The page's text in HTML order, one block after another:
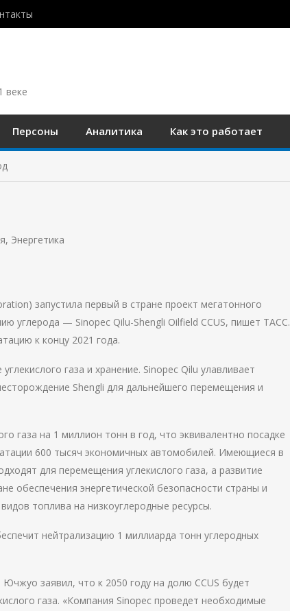
веке
Персоны Аналитика Как это работает
, Энергетика
запустила первый в стране проект мегатонного
углерода — Sinopec Qilu-Shengli Oilfield CCUS, пишет ТАСС.
к концу 2021 года.
газа и хранение. Sinopec Qilu улавливает
Shengli для дальнейшего перемещения и
газа на 1 миллион тонн в год, что эквивалентно посадке
600 тысяч экономичных автомобилей. Имеющиеся в
для перемещения углекислого газа, а развитие
обеспечения энергетической безопасности страны и
топлива на низкоуглеродные ресурсы.
нейтрализацию 1 миллиарда тонн углеродных
заявил, что к 2050 году на долю CCUS будет
газа. «Компания Sinopec проведет необходимые